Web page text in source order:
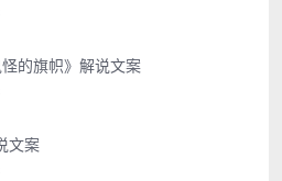
怪的旗帜》解说文案
文案